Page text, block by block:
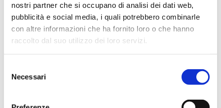
nostri partner che si occupano di analisi dei dati web,
pubblicità e social media, i quali potrebbero combinarle
con altre informazioni che ha fornito loro o che hanno
raccolto dal suo utilizzo dei loro servizi.
delNecessari
pure una punk rock band per
inseguire il mio sogno segreto di
diventare una rock star!
Nel 2013 arriva nostro figlio